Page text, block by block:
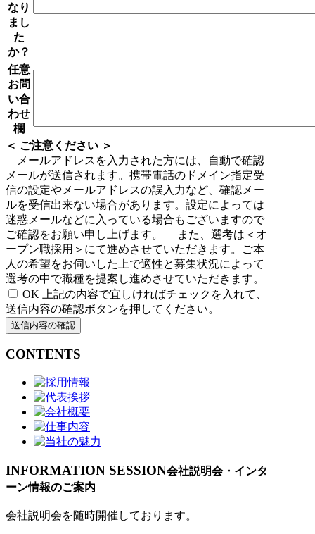
なり
まし
た
か？
任意
お問
い合
わせ
欄
＜ ご注意ください ＞
メールアドレスを入力された方には、自動で確認
メールが送信されます。携帯電話のドメイン指定受
信の設定やメールアドレスの誤入力など、確認メー
ルを受信出来ない場合があります。設定によっては
迷惑メールなどに入っている場合もございますので
ご確認をお願い申し上げます。
また、選考は＜オ
ープン職採用＞にて進めさせていただきます。ご本
人の希望をお伺いした上で適性と募集状況によって
選考の中で職種を提案し進めさせていただきます。
OK
上記の内容で宜しければチェックを入れて、
送信内容の確認ボタンを押してください。
CONTENTS
INFORMATION SESSION会社説明会・インタ
ーン情報のご案内
会社説明会を随時開催しております。